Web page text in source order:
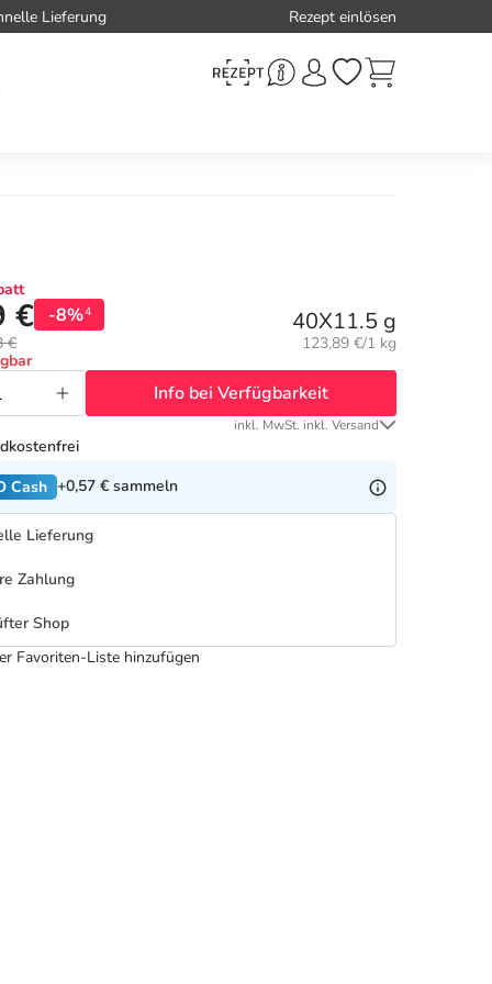
Lieferung Rezept einlösen
€ -8%4
€
40X11.5 g
Grundpreis:
123,89 €/1 kg
Info bei Verfügbarkeit
inkl. MwSt. inkl. Versand
Cash +0,57 € sammeln
Lieferung
Zahlung
Shop
Favoriten-Liste hinzufügen